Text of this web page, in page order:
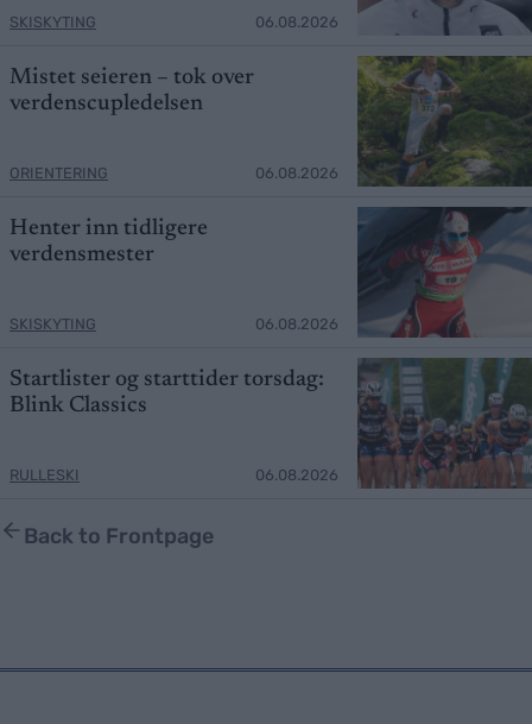
SKISKYTING 06.08.2026
Mistet seieren – tok over
verdenscupledelsen
ORIENTERING 06.08.2026
Henter inn tidligere
verdensmester
SKISKYTING 06.08.2026
Startlister og starttider torsdag:
Blink Classics
RULLESKI 06.08.2026
Back to Frontpage